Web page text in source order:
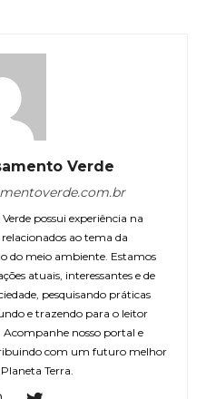
Verde
possui experiência na
ao tema da
do meio ambiente. Estamos
atuais, interessantes e de
pesquisando práticas
e trazendo para o leitor
nosso portal e
com um futuro melhor
Terra.